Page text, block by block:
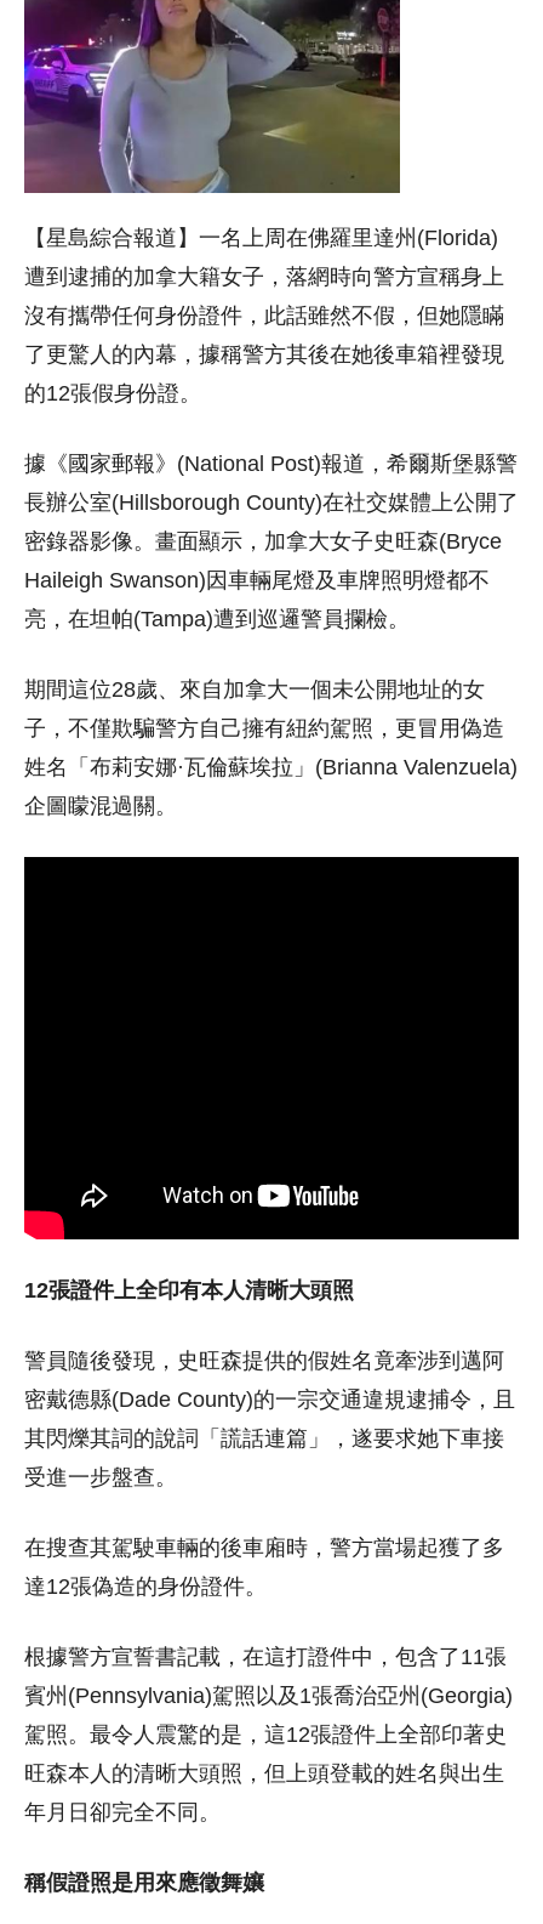
【星島綜合報道】一名上周在佛羅里達州(Florida)
遭到逮捕的加拿大籍女子，落網時向警方宣稱身上
沒有攜帶任何身份證件，此話雖然不假，但她隱瞞
了更驚人的內幕，據稱警方其後在她後車箱裡發現
的12張假身份證。
據《國家郵報》(National Post)報道，希爾斯堡縣警
長辦公室(Hillsborough County)在社交媒體上公開了
密錄器影像。畫面顯示，加拿大女子史旺森(Bryce
Haileigh Swanson)因車輛尾燈及車牌照明燈都不
亮，在坦帕(Tampa)遭到巡邏警員攔檢。
期間這位28歲、來自加拿大一個未公開地址的女
子，不僅欺騙警方自己擁有紐約駕照，更冒用偽造
姓名「布莉安娜·瓦倫蘇埃拉」(Brianna Valenzuela)
企圖矇混過關。
12張證件上全印有本人清晰大頭照
警員隨後發現，史旺森提供的假姓名竟牽涉到邁阿
密戴德縣(Dade County)的一宗交通違規逮捕令，且
其閃爍其詞的說詞「謊話連篇」，遂要求她下車接
受進一步盤查。
在搜查其駕駛車輛的後車廂時，警方當場起獲了多
達12張偽造的身份證件。
根據警方宣誓書記載，在這打證件中，包含了11張
賓州(Pennsylvania)駕照以及1張喬治亞州(Georgia)
駕照。最令人震驚的是，這12張證件上全部印著史
旺森本人的清晰大頭照，但上頭登載的姓名與出生
年月日卻完全不同。
稱假證照是用來應徵舞孃